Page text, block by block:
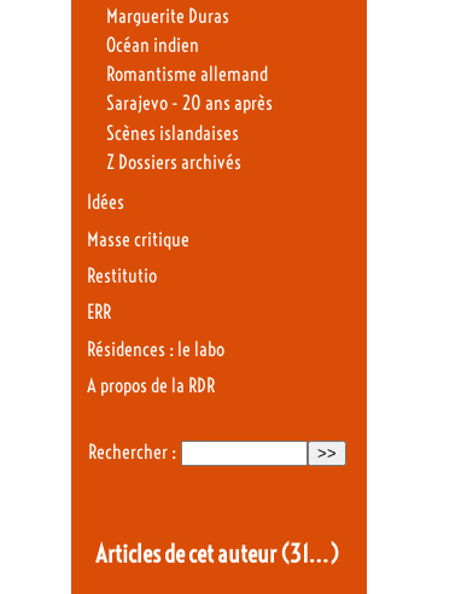
Marguerite Duras
Océan indien
Romantisme allemand
Sarajevo - 20 ans après
Scènes islandaises
Z Dossiers archivés
Idées
Masse critique
Restitutio
ERR
Résidences : le labo
A propos de la RDR
Rechercher :
Articles de cet auteur(31…)